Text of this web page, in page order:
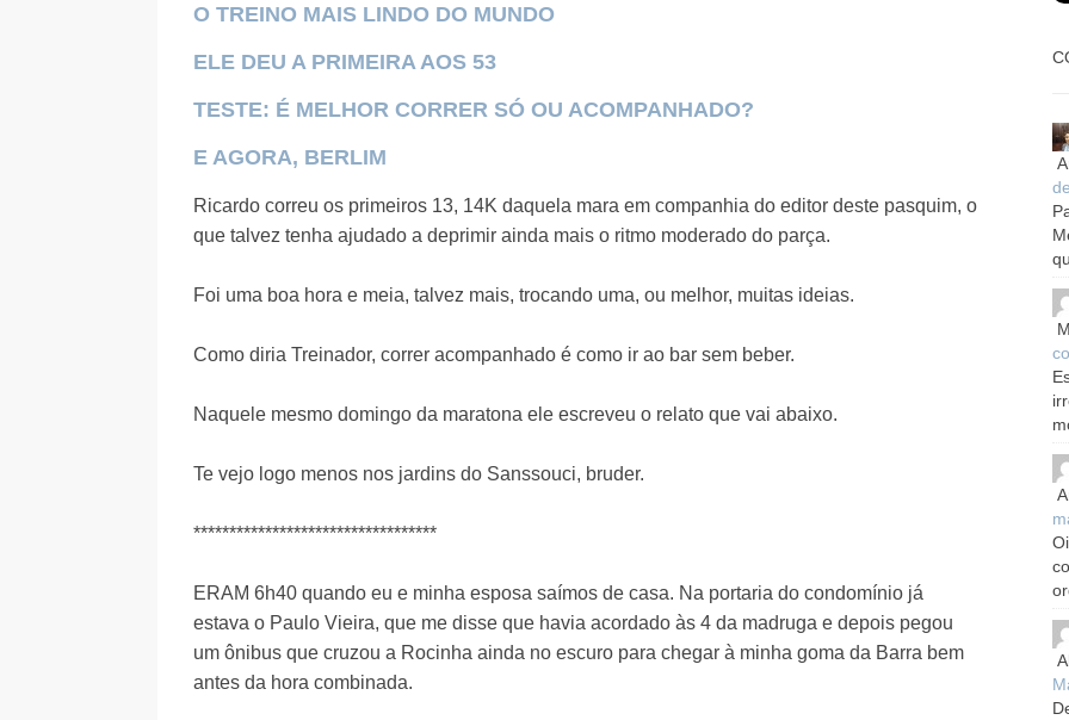
O TREINO MAIS LINDO DO MUNDO
ELE DEU A PRIMEIRA AOS 53
TESTE: É MELHOR CORRER SÓ OU ACOMPANHADO?
E AGORA, BERLIM
Ricardo correu os primeiros 13, 14K daquela mara em companhia do editor deste pasquim, o
que talvez tenha ajudado a deprimir ainda mais o ritmo moderado do parça.
Foi uma boa hora e meia, talvez mais, trocando uma, ou melhor, muitas ideias.
Como diria Treinador, correr acompanhado é como ir ao bar sem beber.
Naquele mesmo domingo da maratona ele escreveu o relato que vai abaixo.
Te vejo logo menos nos jardins do Sanssouci, bruder.
**********************************
ERAM 6h40 quando eu e minha esposa saímos de casa. Na portaria do condomínio já
estava o Paulo Vieira, que me disse que havia acordado às 4 da madruga e depois pegou
um ônibus que cruzou a Rocinha ainda no escuro para chegar à minha goma da Barra bem
antes da hora combinada.